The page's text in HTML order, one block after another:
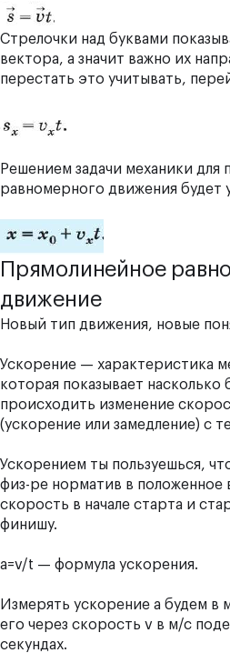
Стрелочки над буквами
вектора, а значит важно их
перестать это учитывать,
Решением задачи механики для
равномерного движения будет
Прямолинейное
движение
Новый тип движения, новые
Ускорение — характеристика
которая показывает насколько
происходить изменение
(ускорение или замедление) с
Ускорением ты пользуешься,
физ-ре норматив в положенное
скорость в начале старта и
финишу.
а=v/t — формула ускорения.
Измерять ускорение a будем в
его через скорость v в м/с
секундах.